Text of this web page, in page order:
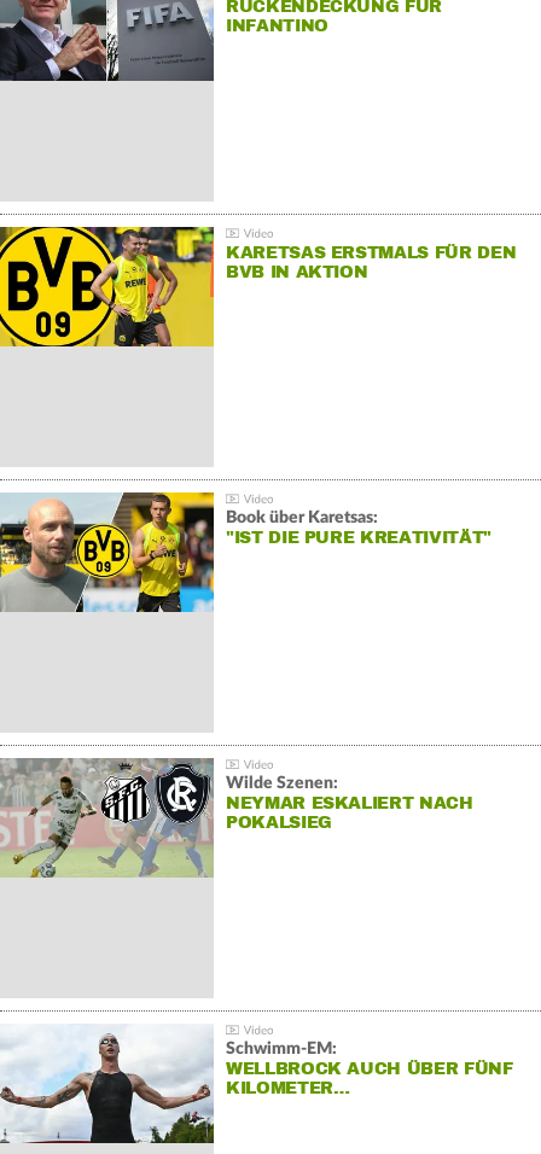
RÜCKENDECKUNG FÜR
INFANTINO
KARETSAS ERSTMALS FÜR DEN
BVB IN AKTION
Book über Karetsas:
"IST DIE PURE KREATIVITÄT"
Wilde Szenen:
NEYMAR ESKALIERT NACH
POKALSIEG
Schwimm-EM:
WELLBROCK AUCH ÜBER FÜNF
KILOMETER…